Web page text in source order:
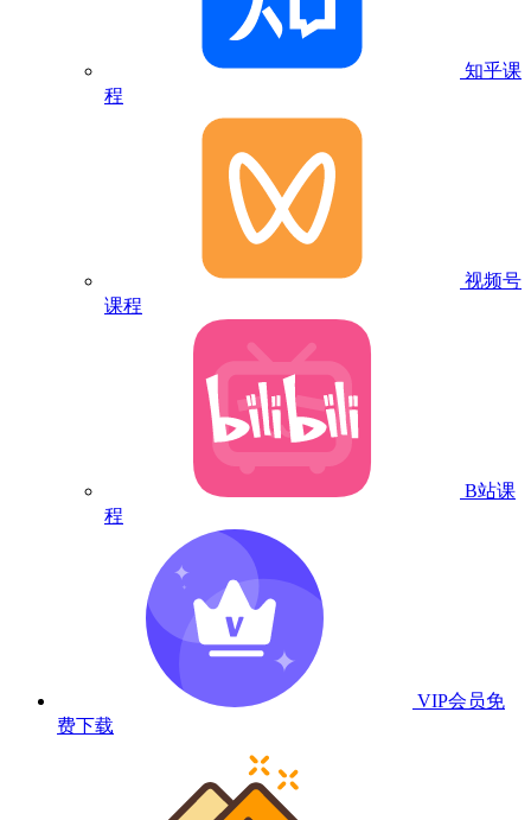
知乎课
程
视频号
课程
B站课
程
VIP会员免
费下载